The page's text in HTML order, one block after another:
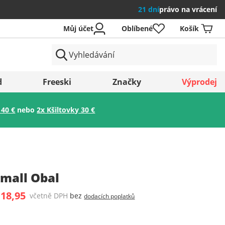
21 dníprávo na vrácení
Uložit
Můj účet Oblíbené Košík
Freeski Značky Výprodej
€ nebo2x Kšiltovky 30 €
Obal
včetně DPH bezdodacích poplatků